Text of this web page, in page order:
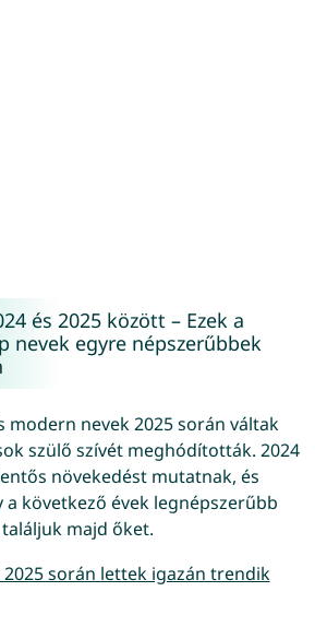
és 2025 között – Ezek a
nevek egyre népszerűbbek
modern nevek 2025 során váltak
szülő szívét meghódították. 2024
növekedést mutatnak, és
következő évek legnépszerűbb
majd őket.
2025 során lettek igazán trendik